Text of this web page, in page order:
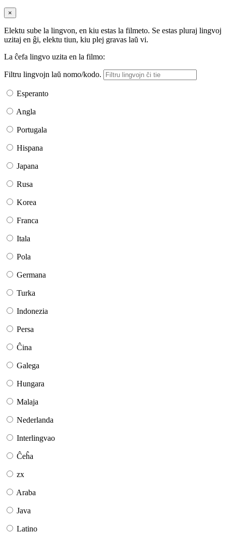
×
Elektu sube la lingvon, en kiu estas la filmeto. Se estas pluraj lingvoj
uzitaj en ĝi, elektu tiun, kiu plej gravas laŭ vi.
La ĉefa lingvo uzita en la filmo:
Filtru lingvojn laŭ nomo/kodo.
Esperanto
Angla
Portugala
Hispana
Japana
Rusa
Korea
Franca
Itala
Pola
Germana
Turka
Indonezia
Persa
Ĉina
Galega
Hungara
Malaja
Nederlanda
Interlingvao
Ĉeĥa
zx
Araba
Java
Latino